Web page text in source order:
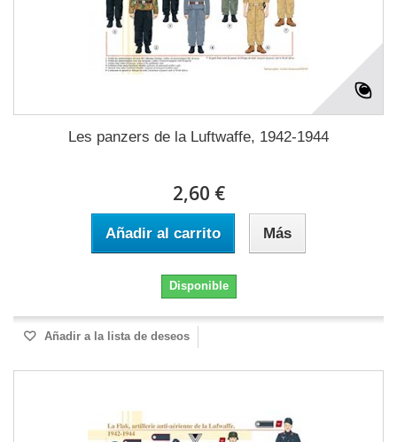
Les panzers de la Luftwaffe, 1942-1944
2,60 €
Añadir al carrito Más
Disponible
Añadir a la lista de deseos